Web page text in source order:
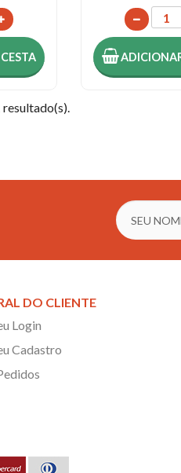
resultado(s).
DO CLIENTE
Login
Cadastro